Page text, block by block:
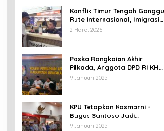
Konflik Timur Tengah Ganggu
Rute Internasional, Imigrasi
Siapkan Langkah Antisipatif
2 Maret 2026
Paska Rangkaian Akhir
Pilkada, Anggota DPD RI KH
Muhammad Mursyid
9 Januari 2025
KPU Tetapkan Kasmarni –
Bagus Santoso Jadi
Pemenang Pilkada 2024
9 Januari 2025